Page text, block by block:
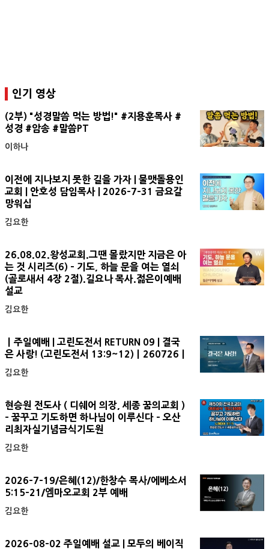
인기 영상
(2부) "성경말씀 먹는 방법!" #지용훈목사 #
성경 #암송 #말씀PT
이하나
이전에 지나보지 못한 길을 가자 | 물맷돌용인
교회 | 안호성 담임목사 | 2026-7-31 금요갈
망워십
김요한
26.08.02.왕성교회.그땐 몰랐지만 지금은 아
는 것 시리즈(6) - 기도, 하늘 문을 여는 열쇠
(골로새서 4장 2절).길요나 목사.젊은이예배
설교
김요한
ㅣ주일예배 | 고린도전서 RETURN 09 | 결국
은 사랑! (고린도전서 13:9~12)ㅣ260726ㅣ
김요한
현승원 전도사 ( 디쉐어 의장, 세종 꿈의교회 )
- 꿈꾸고 기도하면 하나님이 이루신다 - 오산
리최자실기념금식기도원
김요한
2026-7-19/은혜(12)/한창수 목사/에베소서
5:15-21/엠마오교회 2부 예배
김요한
2026-08-02 주일예배 설교 | 모두의 베이직